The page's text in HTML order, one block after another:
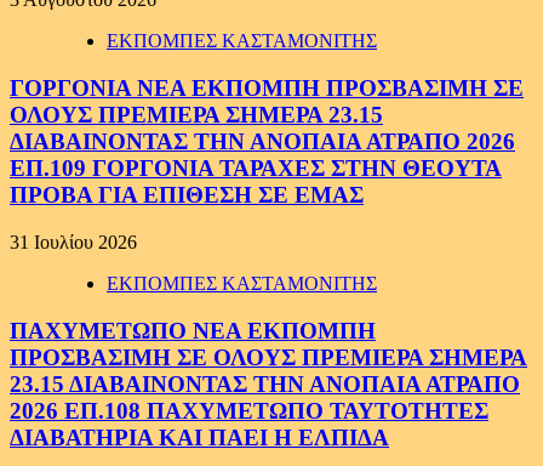
ΕΚΠΟΜΠΕΣ ΚΑΣΤΑΜΟΝΙΤΗΣ
ΓΟΡΓΟΝΙΑ ΝΕΑ ΕΚΠΟΜΠΗ ΠΡΟΣΒΑΣΙΜΗ ΣΕ
ΟΛΟΥΣ ΠΡΕΜΙΕΡΑ ΣΗΜΕΡΑ 23.15
ΔΙΑΒΑΙΝΟΝΤΑΣ ΤΗΝ ΑΝΟΠΑΙΑ ΑΤΡΑΠΟ 2026
ΕΠ.109 ΓΟΡΓΟΝΙΑ ΤΑΡΑΧΕΣ ΣΤΗΝ ΘΕΟΥΤΑ
ΠΡΟΒΑ ΓΙΑ ΕΠΙΘΕΣΗ ΣΕ ΕΜΑΣ
31 Ιουλίου 2026
ΕΚΠΟΜΠΕΣ ΚΑΣΤΑΜΟΝΙΤΗΣ
ΠΑΧΥΜΕΤΩΠΟ ΝΕΑ ΕΚΠΟΜΠΗ
ΠΡΟΣΒΑΣΙΜΗ ΣΕ ΟΛΟΥΣ ΠΡΕΜΙΕΡΑ ΣΗΜΕΡΑ
23.15 ΔΙΑΒΑΙΝΟΝΤΑΣ ΤΗΝ ΑΝΟΠΑΙΑ ΑΤΡΑΠΟ
2026 ΕΠ.108 ΠΑΧΥΜΕΤΩΠΟ ΤΑΥΤΟΤΗΤΕΣ
ΔΙΑΒΑΤΗΡΙΑ ΚΑΙ ΠΑΕΙ Η ΕΛΠΙΔΑ